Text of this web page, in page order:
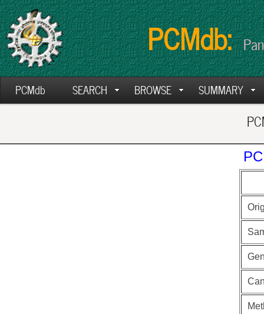
PCMdb:
PCMdb SEARCH BROWSE SUMMARY